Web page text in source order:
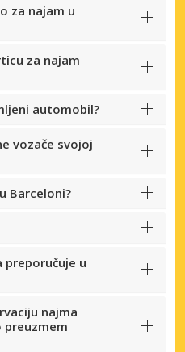
za najam u
za najam
automobil?
vozače svojoj
Barceloni?
u
najma